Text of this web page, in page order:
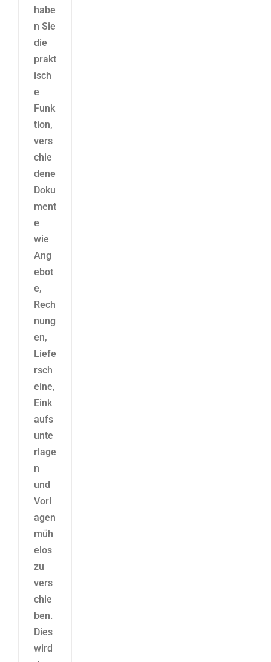
habe
n Sie
die
prakt
isch
e
Funk
tion,
vers
chie
dene
Doku
ment
e
wie
Ang
ebot
e,
Rech
nung
en,
Liefe
rsch
eine,
Eink
aufs
unte
rlage
n
und
Vorl
agen
müh
elos
zu
vers
chie
ben.
Dies
wird